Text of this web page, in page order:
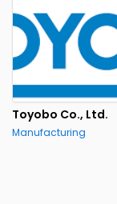
Toyobo Co., Ltd.
Manufacturing